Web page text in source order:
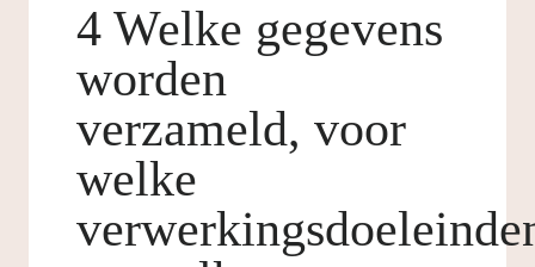
4 Welke gegevens
worden
verzameld, voor
welke